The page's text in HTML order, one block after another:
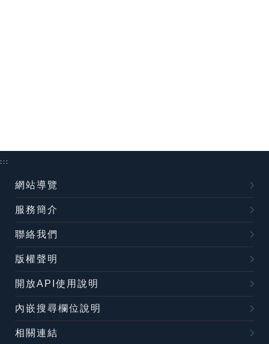
:::
網站導覽
服務簡介
聯絡我們
版權聲明
開放API使用說明
內嵌搜尋欄位說明
相關連結